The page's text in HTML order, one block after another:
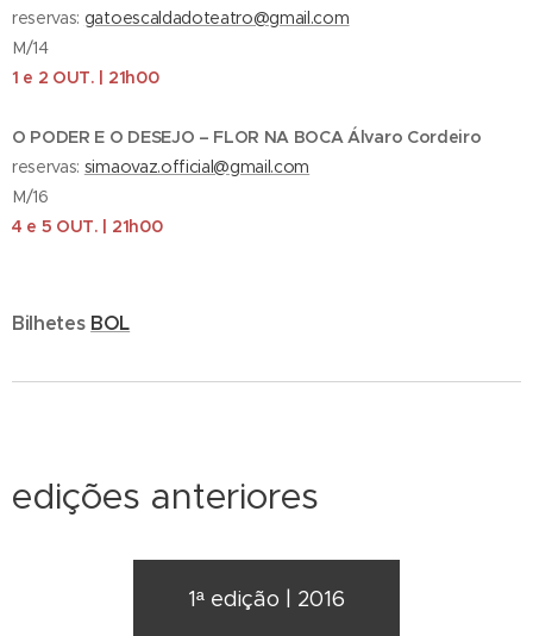
reservas: gatoescaldadoteatro@gmail.com
M/14
1 e 2 OUT. | 21h00
O PODER E O DESEJO – FLOR NA BOCA Álvaro Cordeiro
reservas: simaovaz.official@gmail.com
M/16
4 e 5 OUT. | 21h00
Bilhetes BOL
edições anteriores
1ª edição | 2016